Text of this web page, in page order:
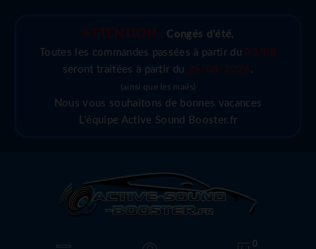
ATTENTION : Congés d'été,
Toutes les commandes passées à partir du 03/08
seront traitées à partir du 25/08/2026.
(ainsi que les mails)
Nous vous souhaitons de bonnes vacances
L'équipe Active Sound Booster.fr
0